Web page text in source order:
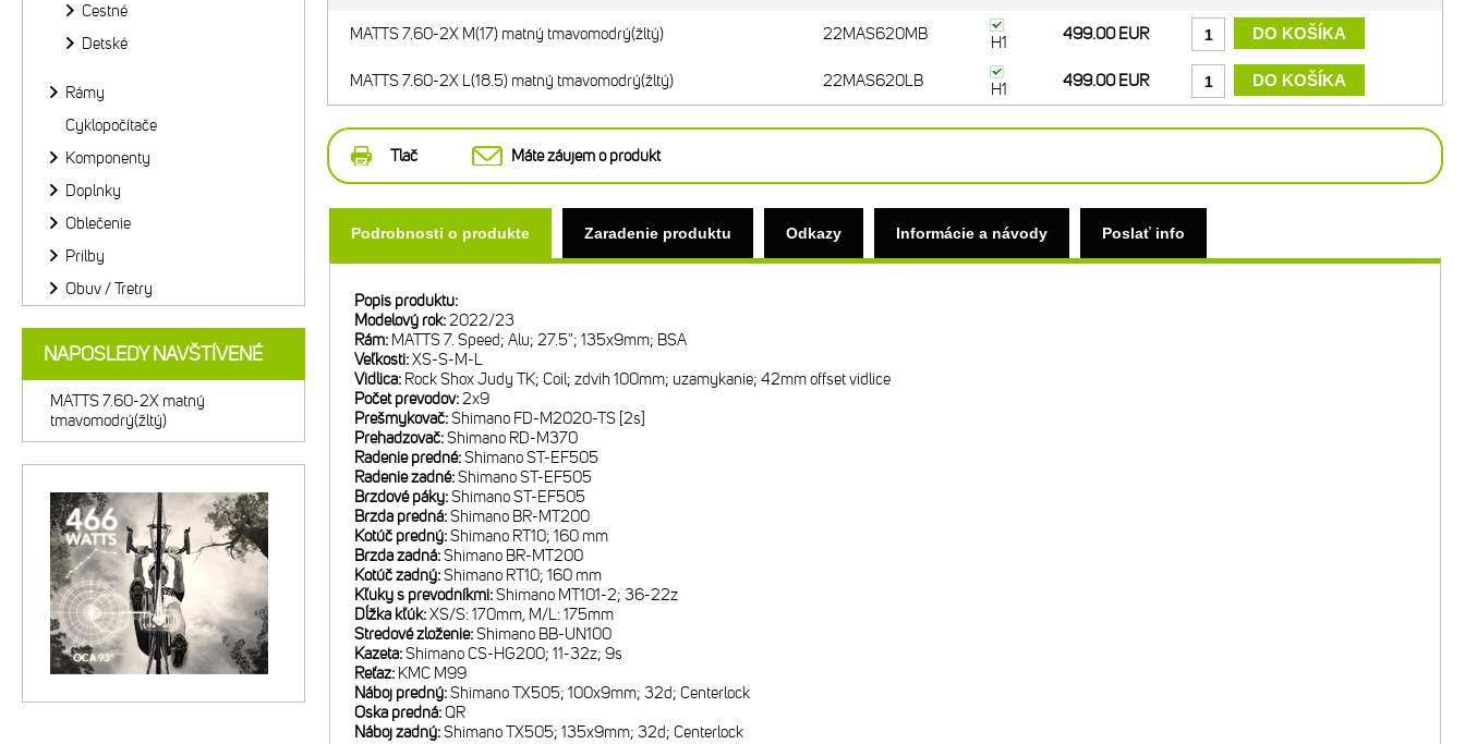
MATTS 7.60-2X M(17) matný tmavomodrý(žltý) 22MAS620MB H1 499.00 EUR
MATTS 7.60-2X L(18.5) matný tmavomodrý(žltý) 22MAS620LB H1 499.00 EUR
Tlač Máte záujem o produkt
Podrobnosti o produkte Zaradenie produktu Odkazy Informácie a návody Poslať info
Popis produktu:
Modelový rok:2022/23
Rám: MATTS 7. Speed; Alu; 27.5"; 135x9mm; BSA
Veľkosti:XS-S-M-L
Vidlica: Rock Shox Judy TK; Coil; zdvih 100mm; uzamykanie; 42mm offset vidlice
Počet prevodov:2x9
Prešmykovač:Shimano FD-M2020-TS [2s]
Prehadzovač:Shimano RD-M370
Radenie predné:Shimano ST-EF505
Radenie zadné:Shimano ST-EF505
Brzdové páky:Shimano ST-EF505
Brzda predná:Shimano BR-MT200
Kotúč predný:Shimano RT10; 160 mm
Brzda zadná:Shimano BR-MT200
Kotúč zadný:Shimano RT10; 160 mm
Kľuky s prevodníkmi:Shimano MT101-2; 36-22z
Dĺžka kľúk:XS/S: 170mm, M/L: 175mm
Stredové zloženie:Shimano BB-UN100
Kazeta:Shimano CS-HG200; 11-32z; 9s
Reťaz: KMC M99
Náboj predný:Shimano TX505; 100x9mm; 32d; Centerlock
Oska predná:QR
Náboj zadný:Shimano TX505; 135x9mm; 32d; Centerlock
Cestné
Detské
Rámy
Cyklopočítače
Komponenty
Doplnky
Oblečenie
Prilby
Obuv / Tretry
NAPOSLEDY NAVŠTÍVENÉ
MATTS 7.60-2X matný
tmavomodrý(žltý)